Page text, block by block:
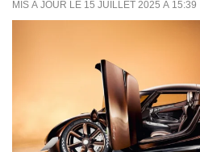
MIS À JOUR LE 15 JUILLET 2025 À 15:39